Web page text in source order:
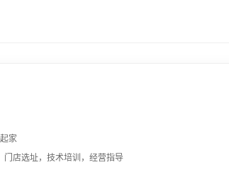
家
门店选址，技术培训，经营指导